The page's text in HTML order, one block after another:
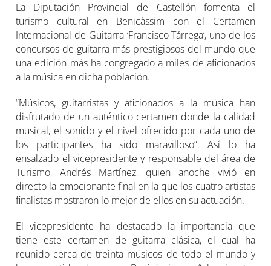
La Diputación Provincial de Castellón fomenta el
turismo cultural en Benicàssim con el Certamen
Internacional de Guitarra ‘Francisco Tárrega’, uno de los
concursos de guitarra más prestigiosos del mundo que
una edición más ha congregado a miles de aficionados
a la música en dicha población.
“Músicos, guitarristas y aficionados a la música han
disfrutado de un auténtico certamen donde la calidad
musical, el sonido y el nivel ofrecido por cada uno de
los participantes ha sido maravilloso”. Así lo ha
ensalzado el vicepresidente y responsable del área de
Turismo, Andrés Martínez, quien anoche vivió en
directo la emocionante final en la que los cuatro artistas
finalistas mostraron lo mejor de ellos en su actuación.
El vicepresidente ha destacado la importancia que
tiene este certamen de guitarra clásica, el cual ha
reunido cerca de treinta músicos de todo el mundo y